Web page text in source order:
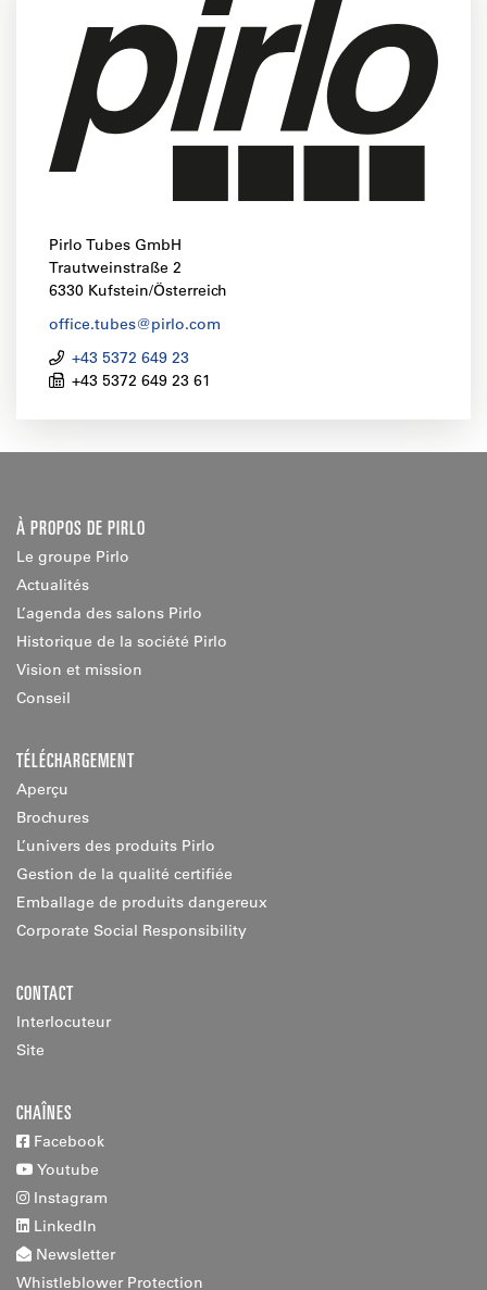
Pirlo Tubes GmbH
Trautweinstraße 2
6330 Kufstein/Österreich
office.tubes@pirlo.com
+43 5372 649 23
+43 5372 649 23 61
À PROPOS DE PIRLO
Le groupe Pirlo
Actualités
L’agenda des salons Pirlo
Historique de la société Pirlo
Vision et mission
Conseil
TÉLÉCHARGEMENT
Aperçu
Brochures
L’univers des produits Pirlo
Gestion de la qualité certifiée
Emballage de produits dangereux
Corporate Social Responsibility
CONTACT
Interlocuteur
Site
CHAÎNES
Facebook
Youtube
Instagram
LinkedIn
Newsletter
Whistleblower Protection